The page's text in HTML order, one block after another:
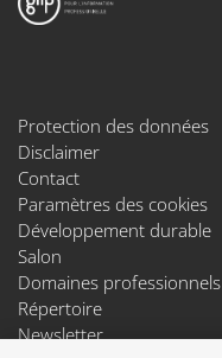
Protection des données
Disclaimer
Contact
Paramètres des cookies
Développement durable
Salon
Domaines professionnels
Répertoire
Newsletter